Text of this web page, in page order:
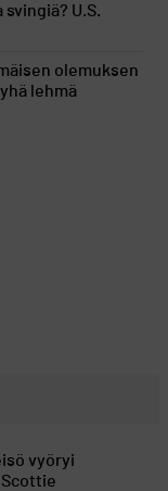
U.S.
olemuksen
lehmä
vyöryi